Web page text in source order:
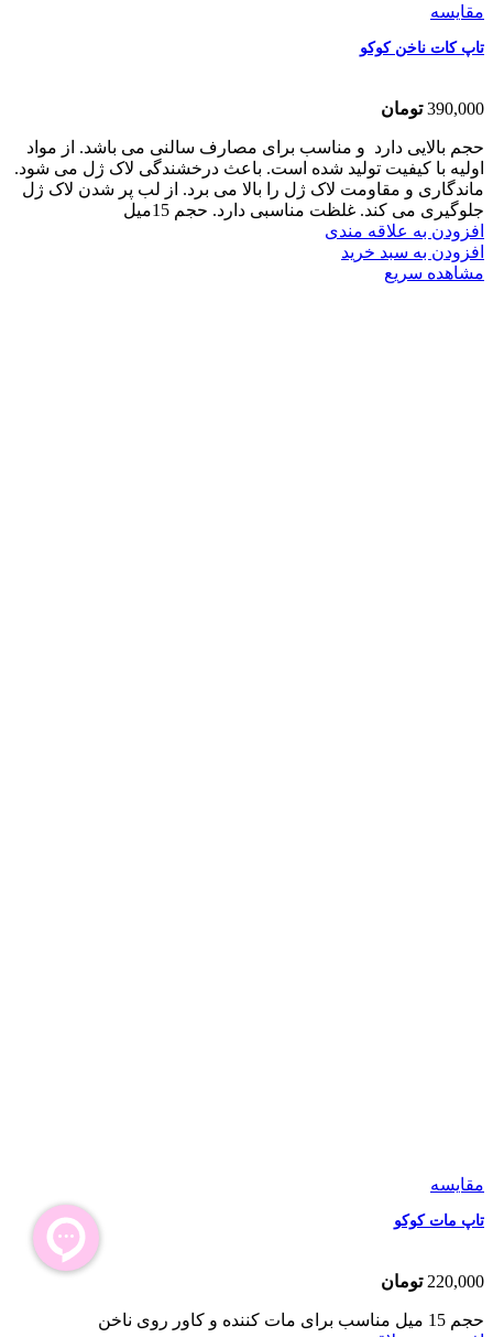
مقایسه
تاپ کات ناخن کوکو
390,000 تومان
حجم بالایی دارد و مناسب برای مصارف سالنی می باشد. از مواد
اولیه با کیفیت تولید شده است. باعث درخشندگی لاک ژل می شود.
ماندگاری و مقاومت لاک ژل را بالا می برد. از لب پر شدن لاک ژل
جلوگیری می کند. غلظت مناسبی دارد. حجم 15میل
افزودن به علاقه مندی
افزودن به سبد خرید
مشاهده سریع
مقایسه
تاپ مات کوکو
220,000 تومان
حجم 15 میل مناسب برای مات کننده و کاور روی ناخن